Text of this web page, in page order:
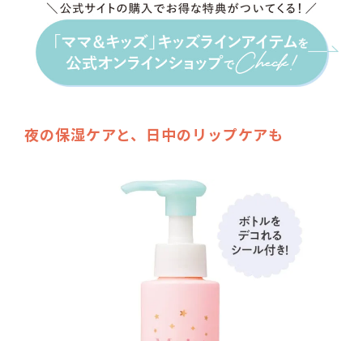
夜の保湿ケアと、日中のリップケアも